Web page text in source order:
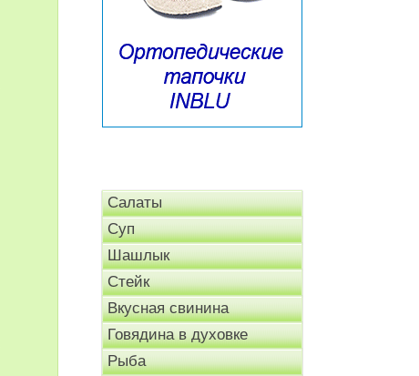
Салаты
Суп
Шашлык
Стейк
Вкусная свинина
Говядина в духовке
Рыба